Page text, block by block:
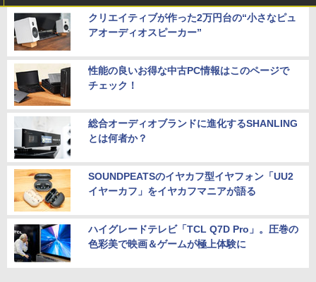
クリエイティブが作った2万円台の“小さなピュ
アオーディオスピーカー”
性能の良いお得な中古PC情報はこのページで
チェック！
総合オーディオブランドに進化するSHANLING
とは何者か？
SOUNDPEATSのイヤカフ型イヤフォン「UU2
イヤーカフ」をイヤカフマニアが語る
ハイグレードテレビ「TCL Q7D Pro」。圧巻の
色彩美で映画＆ゲームが極上体験に